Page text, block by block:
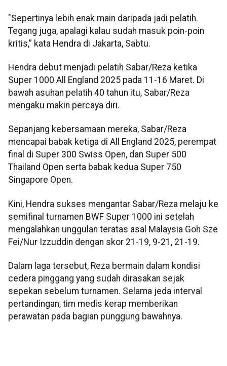
"Sepertinya lebih enak main daripada jadi pelatih.
Tegang juga, apalagi kalau sudah masuk poin-poin
kritis,” kata Hendra di Jakarta, Sabtu.
Hendra debut menjadi pelatih Sabar/Reza ketika
Super 1000 All England 2025 pada 11-16 Maret. Di
bawah asuhan pelatih 40 tahun itu, Sabar/Reza
mengaku makin percaya diri.
Sepanjang kebersamaan mereka, Sabar/Reza
mencapai babak ketiga di All England 2025, perempat
final di Super 300 Swiss Open, dan Super 500
Thailand Open serta babak kedua Super 750
Singapore Open.
Kini, Hendra sukses mengantar Sabar/Reza melaju ke
semifinal turnamen BWF Super 1000 ini setelah
mengalahkan unggulan teratas asal Malaysia Goh Sze
Fei/Nur Izzuddin dengan skor 21-19, 9-21, 21-19.
Dalam laga tersebut, Reza bermain dalam kondisi
cedera pinggang yang sudah dirasakan sejak
sepekan sebelum turnamen. Selama jeda interval
pertandingan, tim medis kerap memberikan
perawatan pada bagian punggung bawahnya.